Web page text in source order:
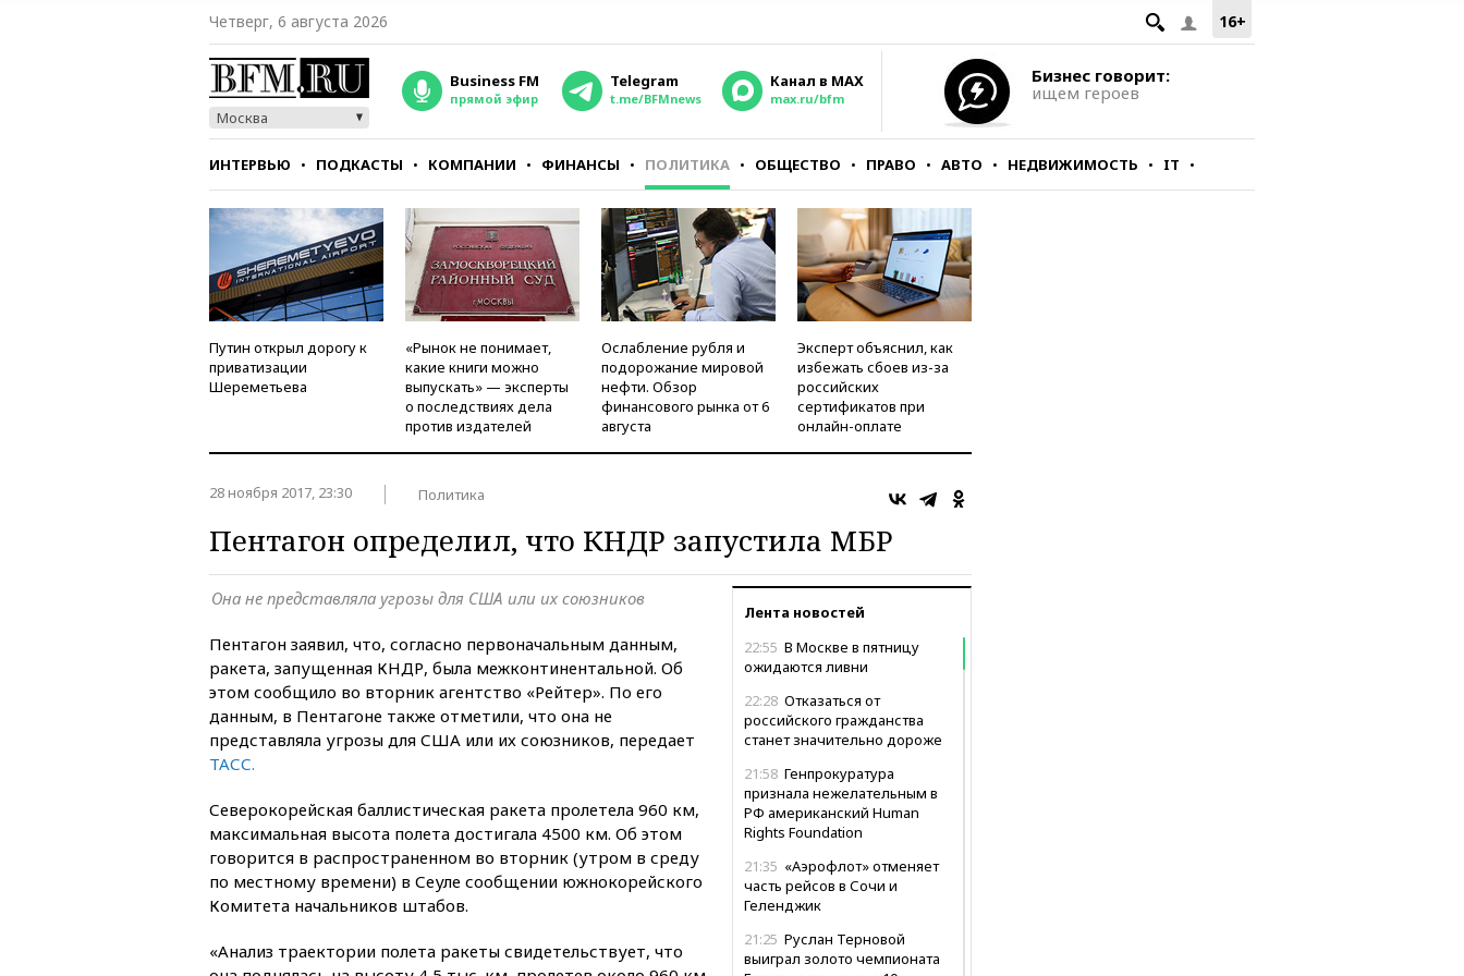
16+
Четверг, 6 августа 2026
Москва
Business FM
прямой эфир
Telegram
t.me/BFMnews
Канал в MAX
max.ru/bfm
Бизнес говорит:
ищем героев
ИНТЕРВЬЮ ПОДКАСТЫ КОМПАНИИ ФИНАНСЫ ПОЛИТИКА ОБЩЕСТВО ПРАВО АВТО НЕДВИЖИМОСТЬ IT
СТИЛЬ ТЕСТЫ
Путин открыл дорогу к
приватизации
Шереметьева
«Рынок не понимает,
какие книги можно
выпускать» — эксперты
о последствиях дела
против издателей
Ослабление рубля и
подорожание мировой
нефти. Обзор
финансового рынка от 6
августа
Эксперт объяснил, как
избежать сбоев из-за
российских
сертификатов при
онлайн-оплате
28 ноября 2017, 23:30 Политика
Пентагон определил, что КНДР запустила МБР
Лента новостей
22:55 В Москве в пятницу
ожидаются ливни
22:28 Отказаться от
российского гражданства
станет значительно дороже
21:58 Генпрокуратура
признала нежелательным в
РФ американский Human
Rights Foundation
21:35 «Аэрофлот» отменяет
часть рейсов в Сочи и
Геленджик
21:25 Руслан Терновой
выиграл золото чемпионата
Она не представляла угрозы для США или их союзников
Пентагон заявил, что, согласно первоначальным данным,
ракета, запущенная КНДР, была межконтинентальной. Об
этом сообщило во вторник агентство «Рейтер». По его
данным, в Пентагоне также отметили, что она не
представляла угрозы для США или их союзников, передает
ТАСС.
Северокорейская баллистическая ракета пролетела 960 км,
максимальная высота полета достигала 4500 км. Об этом
говорится в распространенном во вторник (утром в среду
по местному времени) в Сеуле сообщении южнокорейского
Комитета начальников штабов.
«Анализ траектории полета ракеты свидетельствует, что